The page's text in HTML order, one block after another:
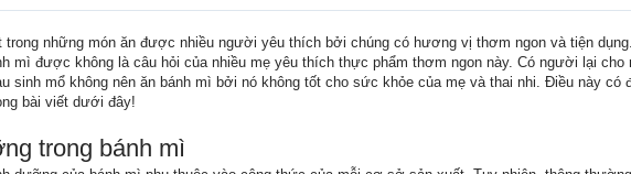
trong những món ăn được nhiều người yêu thích bởi chúng có hương vị thơm ngon và tiện
mì được không là câu hỏi của nhiều mẹ yêu thích thực phẩm thơm ngon này. Có người lại cho
sinh mổ không nên ăn bánh mì bởi nó không tốt cho sức khỏe của mẹ và thai nhi. Điều này có
bài viết dưới đây!
trong bánh mì